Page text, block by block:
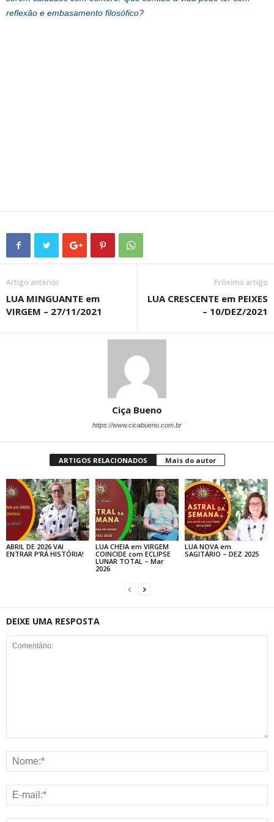
reflexão e embasamento filosófico?
Artigo anterior
LUA MINGUANTE em
VIRGEM – 27/11/2021
Próximo artigo
LUA CRESCENTE em PEIXES
– 10/DEZ/2021
Ciça Bueno
https://www.cicabueno.com.br
ARTIGOS RELACIONADOS Mais do autor
ABRIL DE 2026 VAI
ENTRAR P’RÁ HISTÓRIA!
LUA CHEIA em VIRGEM
COINCIDE com ECLIPSE
LUNAR TOTAL – Mar
2026
LUA NOVA em
SAGITÁRIO – DEZ 2025
DEIXE UMA RESPOSTA